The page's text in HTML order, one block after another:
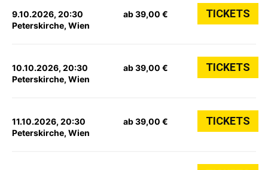
9.10.2026, 20:30
Peterskirche, Wien
ab 39,00 € TICKETS
10.10.2026, 20:30
Peterskirche, Wien
ab 39,00 € TICKETS
11.10.2026, 20:30
Peterskirche, Wien
ab 39,00 € TICKETS